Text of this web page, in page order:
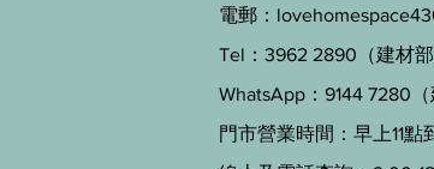
電郵：
Tel：3962 2890（建材部
WhatsApp：9144 7280（
門市營業時間：早上11